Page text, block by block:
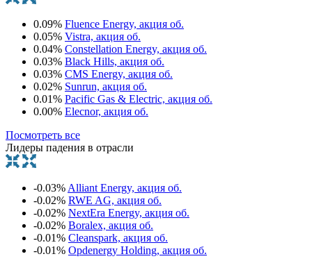
0.09% Fluence Energy, акция об.
0.05% Vistra, акция об.
0.04% Constellation Energy, акция об.
0.03% Black Hills, акция об.
0.03% CMS Energy, акция об.
0.02% Sunrun, акция об.
0.01% Pacific Gas & Electric, акция об.
0.00% Elecnor, акция об.
Посмотреть все
Лидеры падения в отрасли
-0.03%Alliant Energy, акция об.
-0.02% RWE AG, акция об.
-0.02% NextEra Energy, акция об.
-0.02% Boralex, акция об.
-0.01% Cleanspark, акция об.
-0.01% Opdenergy Holding, акция об.